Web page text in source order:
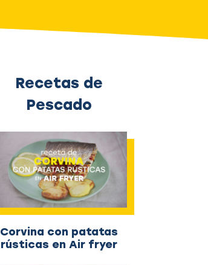
Recetas de
Pescado
Corvina con patatas
rústicas en Air fryer